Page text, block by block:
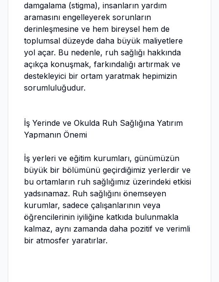
damgalama (stigma), insanların yardım
aramasını engelleyerek sorunların
derinleşmesine ve hem bireysel hem de
toplumsal düzeyde daha büyük maliyetlere
yol açar. Bu nedenle, ruh sağlığı hakkında
açıkça konuşmak, farkındalığı artırmak ve
destekleyici bir ortam yaratmak hepimizin
sorumluluğudur.
İş Yerinde ve Okulda Ruh Sağlığına Yatırım
Yapmanın Önemi
İş yerleri ve eğitim kurumları, günümüzün
büyük bir bölümünü geçirdiğimiz yerlerdir ve
bu ortamların ruh sağlığımız üzerindeki etkisi
yadsınamaz. Ruh sağlığını önemseyen
kurumlar, sadece çalışanlarının veya
öğrencilerinin iyiliğine katkıda bulunmakla
kalmaz, aynı zamanda daha pozitif ve verimli
bir atmosfer yaratırlar.